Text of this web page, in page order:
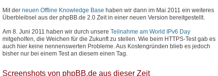
Mit der neuen Offline Knowledge Base haben wir dann im Mai 2011 ein weiteres
Überbleibsel aus der phpBB.de 2.0 Zeit in einer neuen Version bereitgestellt.
Am 8. Juni 2011 haben wir durch unsere Teilnahme am World IPv6 Day
mitgeholfen, die Weichen für die Zukunft zu stellen. Wie beim HTTPS-Test gab es
auch hier keine nennenswerten Probleme. Aus Kostengründen blieb es jedoch
bisher nur bei einem Test an diesem einen Tag.
Screenshots von phpBB.de aus dieser Zeit